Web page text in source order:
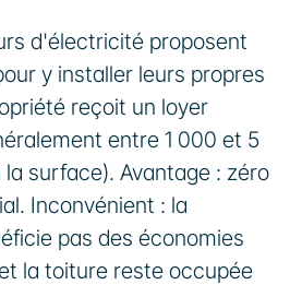
d'électricité proposent
y installer leurs propres
reçoit un loyer
entre 1 000 et 5
surface). Avantage : zéro
Inconvénient : la
pas des économies
la toiture reste occupée